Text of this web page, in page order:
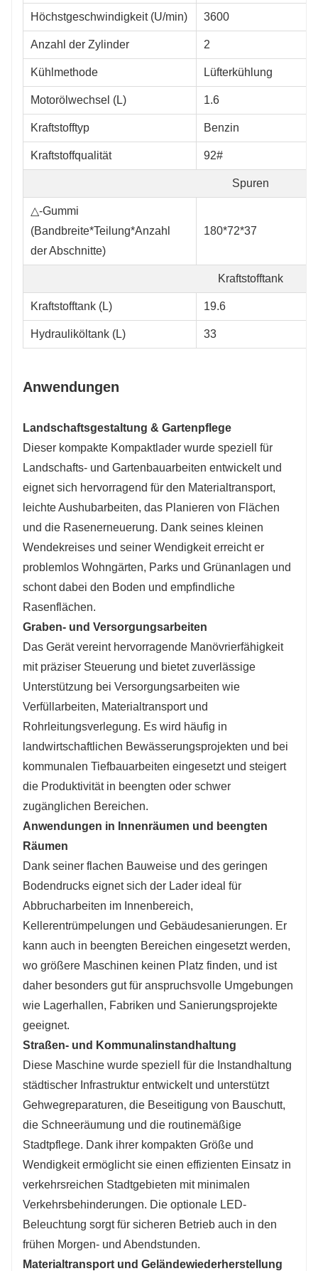
Höchstgeschwindigkeit (U/min) 3600
Anzahl der Zylinder 2
Kühlmethode Lüfterkühlung
Motorölwechsel (L) 1.6
Kraftstofftyp Benzin
Kraftstoffqualität 92#
Spuren
△-Gummi
(Bandbreite*Teilung*Anzahl
der Abschnitte)
180*72*37
Kraftstofftank
Kraftstofftank (L) 19.6
Hydrauliköltank (L) 33
Anwendungen
Landschaftsgestaltung & Gartenpflege
Dieser kompakte Kompaktlader wurde speziell für
Landschafts- und Gartenbauarbeiten entwickelt und
eignet sich hervorragend für den Materialtransport,
leichte Aushubarbeiten, das Planieren von Flächen
und die Rasenerneuerung. Dank seines kleinen
Wendekreises und seiner Wendigkeit erreicht er
problemlos Wohngärten, Parks und Grünanlagen und
schont dabei den Boden und empfindliche
Rasenflächen.
Graben- und Versorgungsarbeiten
Das Gerät vereint hervorragende Manövrierfähigkeit
mit präziser Steuerung und bietet zuverlässige
Unterstützung bei Versorgungsarbeiten wie
Verfüllarbeiten, Materialtransport und
Rohrleitungsverlegung. Es wird häufig in
landwirtschaftlichen Bewässerungsprojekten und bei
kommunalen Tiefbauarbeiten eingesetzt und steigert
die Produktivität in beengten oder schwer
zugänglichen Bereichen.
Anwendungen in Innenräumen und beengten
Räumen
Dank seiner flachen Bauweise und des geringen
Bodendrucks eignet sich der Lader ideal für
Abbrucharbeiten im Innenbereich,
Kellerentrümpelungen und Gebäudesanierungen. Er
kann auch in beengten Bereichen eingesetzt werden,
wo größere Maschinen keinen Platz finden, und ist
daher besonders gut für anspruchsvolle Umgebungen
wie Lagerhallen, Fabriken und Sanierungsprojekte
geeignet.
Straßen- und Kommunalinstandhaltung
Diese Maschine wurde speziell für die Instandhaltung
städtischer Infrastruktur entwickelt und unterstützt
Gehwegreparaturen, die Beseitigung von Bauschutt,
die Schneeräumung und die routinemäßige
Stadtpflege. Dank ihrer kompakten Größe und
Wendigkeit ermöglicht sie einen effizienten Einsatz in
verkehrsreichen Stadtgebieten mit minimalen
Verkehrsbehinderungen. Die optionale LED-
Beleuchtung sorgt für sicheren Betrieb auch in den
frühen Morgen- und Abendstunden.
Materialtransport und Geländewiederherstellung